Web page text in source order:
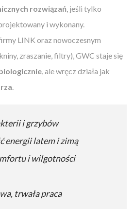
rozwiązań , jeśli tylko
i wykonany.
LINK oraz nowoczesnym
zraszanie, filtry), GWC staje się
, ale wręcz działa jak
i grzybów
energii latem i zimą
i wilgotności
trwała praca